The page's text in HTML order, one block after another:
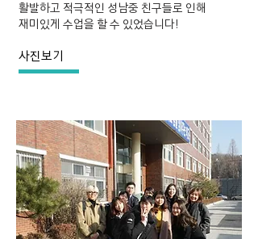
​활발하고 적극적인 성남중 친구들로 인해
재미있게 수업을 할 수 있었습니다!
사진보기